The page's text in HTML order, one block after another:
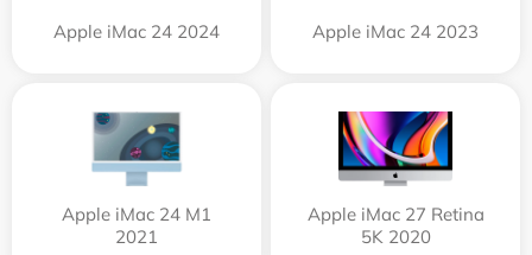
Apple iMac 24 2024 Apple iMac 24 2023
Apple iMac 24 M1
2021
Apple iMac 27 Retina
5K 2020